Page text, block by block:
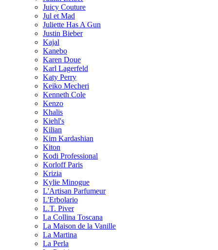
Juicy Couture
Jul et Mad
Juliette Has A Gun
Justin Bieber
Kajal
Kanebo
Karen Doue
Karl Lagerfeld
Katy Perry
Keiko Mecheri
Kenneth Cole
Kenzo
Khalis
Kiehl's
Kilian
Kim Kardashian
Kiton
Kodi Professional
Korloff Paris
Krizia
Kylie Minogue
L'Artisan Parfumeur
L'Erbolario
L.T. Piver
La Collina Toscana
La Maison de la Vanille
La Martina
La Perla